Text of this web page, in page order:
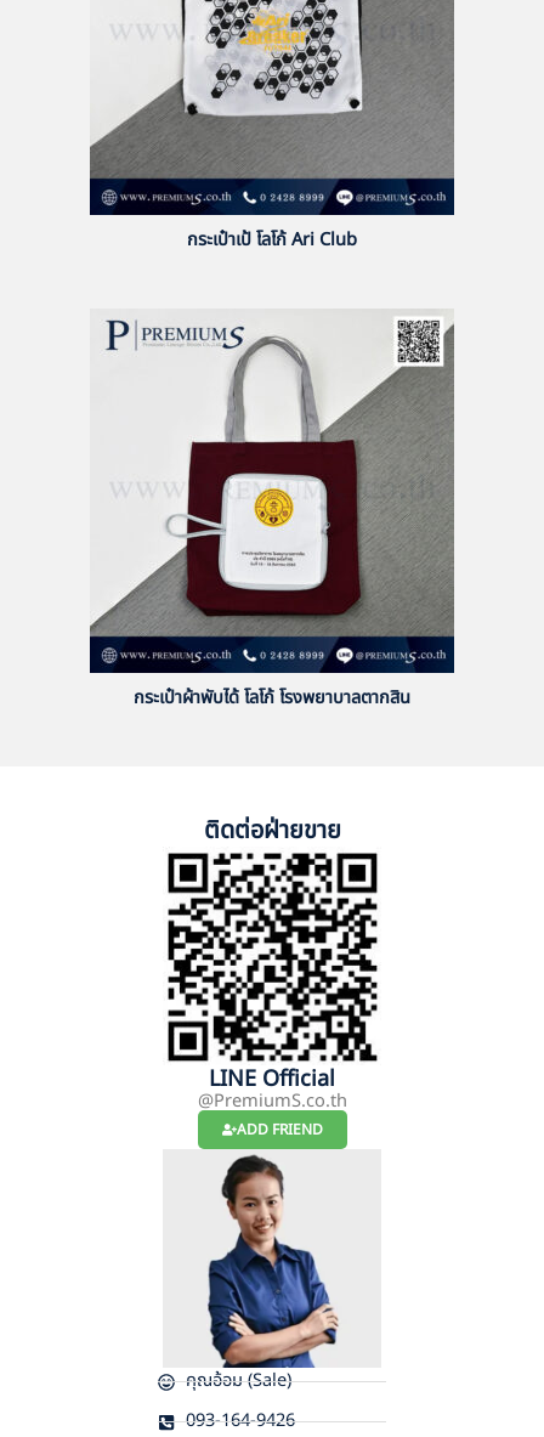
กระเป๋าเป้ โลโก้ Ari Club
กระเป๋าผ้าพับได้ โลโก้ โรงพยาบาลตากสิน
ติดต่อฝ่ายขาย
LINE Official
@PremiumS.co.th
ADD FRIEND
คุณอ้อม (Sale)
093-164-9426